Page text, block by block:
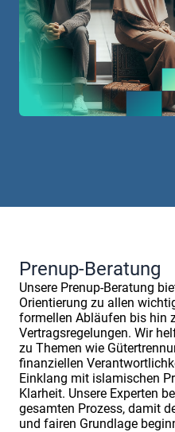
Prenup-Beratung
Unsere Prenup-Beratung
Orientierung zu allen
formellen Abläufen bis hin
Vertragsregelungen. Wir
zu Themen wie
finanziellen
Einklang mit islamischen
Klarheit. Unsere Experten
gesamten Prozess, damit
und fairen Grundlage